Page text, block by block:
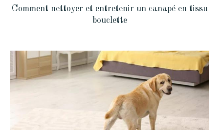
Comment nettoyer et entretenir un canapé en tissu
bouclette